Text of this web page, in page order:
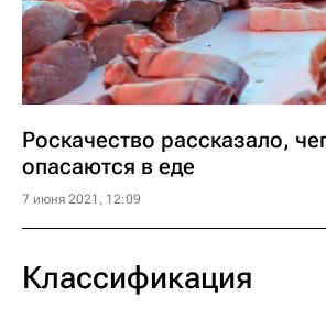
Роскачество рассказало,
опасаются в еде
7 июня 2021, 12:09
Классификация